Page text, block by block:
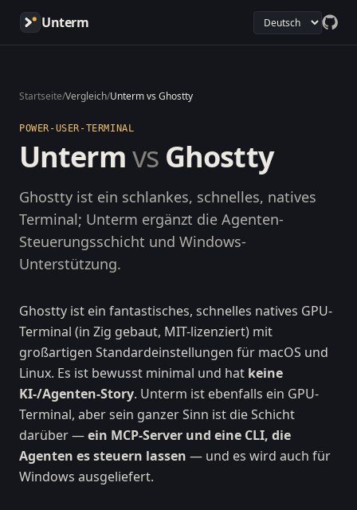
Unterm
Startseite/Vergleich/Unterm vs Ghostty
POWER-USER-TERMINAL
UntermvsGhostty
Ghostty ist ein schlankes, schnelles, natives
Terminal; Unterm ergänzt die Agenten-
Steuerungsschicht und Windows-
Unterstützung.
Ghostty ist ein fantastisches, schnelles natives GPU-
Terminal (in Zig gebaut, MIT-lizenziert) mit
großartigen Standardeinstellungen für macOS und
Linux. Es ist bewusst minimal und hat keine
KI-/Agenten-Story. Unterm ist ebenfalls ein GPU-
Terminal, aber sein ganzer Sinn ist die Schicht
darüber —ein MCP-Server und eine CLI, die
Agenten es steuern lassen — und es wird auch für
Windows ausgeliefert.